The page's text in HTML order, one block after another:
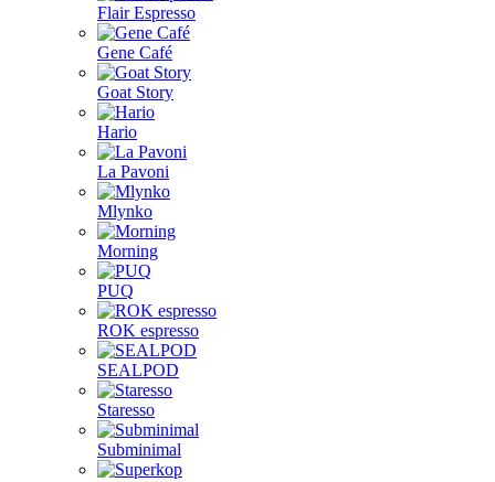
Flair Espresso
Gene Café
Goat Story
Hario
La Pavoni
Mlynko
Morning
PUQ
ROK espresso
SEALPOD
Staresso
Subminimal